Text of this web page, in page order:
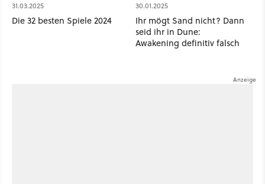
31.03.2025
Die 32 besten Spiele 2024
30.01.2025
Ihr mögt Sand nicht? Dann
seid ihr in Dune:
Awakening definitiv falsch